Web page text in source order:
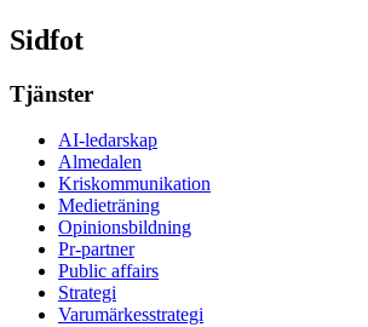
Sidfot
Tjänster
AI-ledarskap
Almedalen
Kris­kommunikation
Medieträning
Opinionsbildning
Pr-partner
Public affairs
Strategi
Varumärkesstrategi